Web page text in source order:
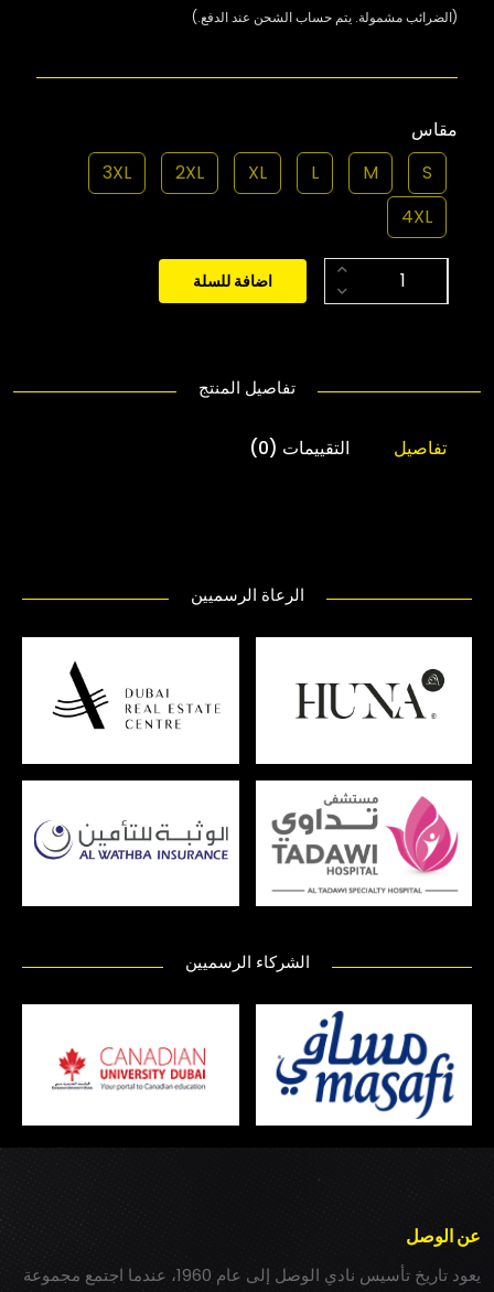
(الضرائب مشمولة. يتم حساب الشحن عند الدفع.)
مقاس
S
M
L
XL
2XL
3XL
4XL
اضافة للسلة
تفاصيل المنتج
تفاصيل التقييمات (0)
الرعاة الرسميين
الشركاء الرسميين
عن الوصل
يعود تاريخ تأسيس نادي الوصل إلى عام 1960، عندما اجتمع مجموعة